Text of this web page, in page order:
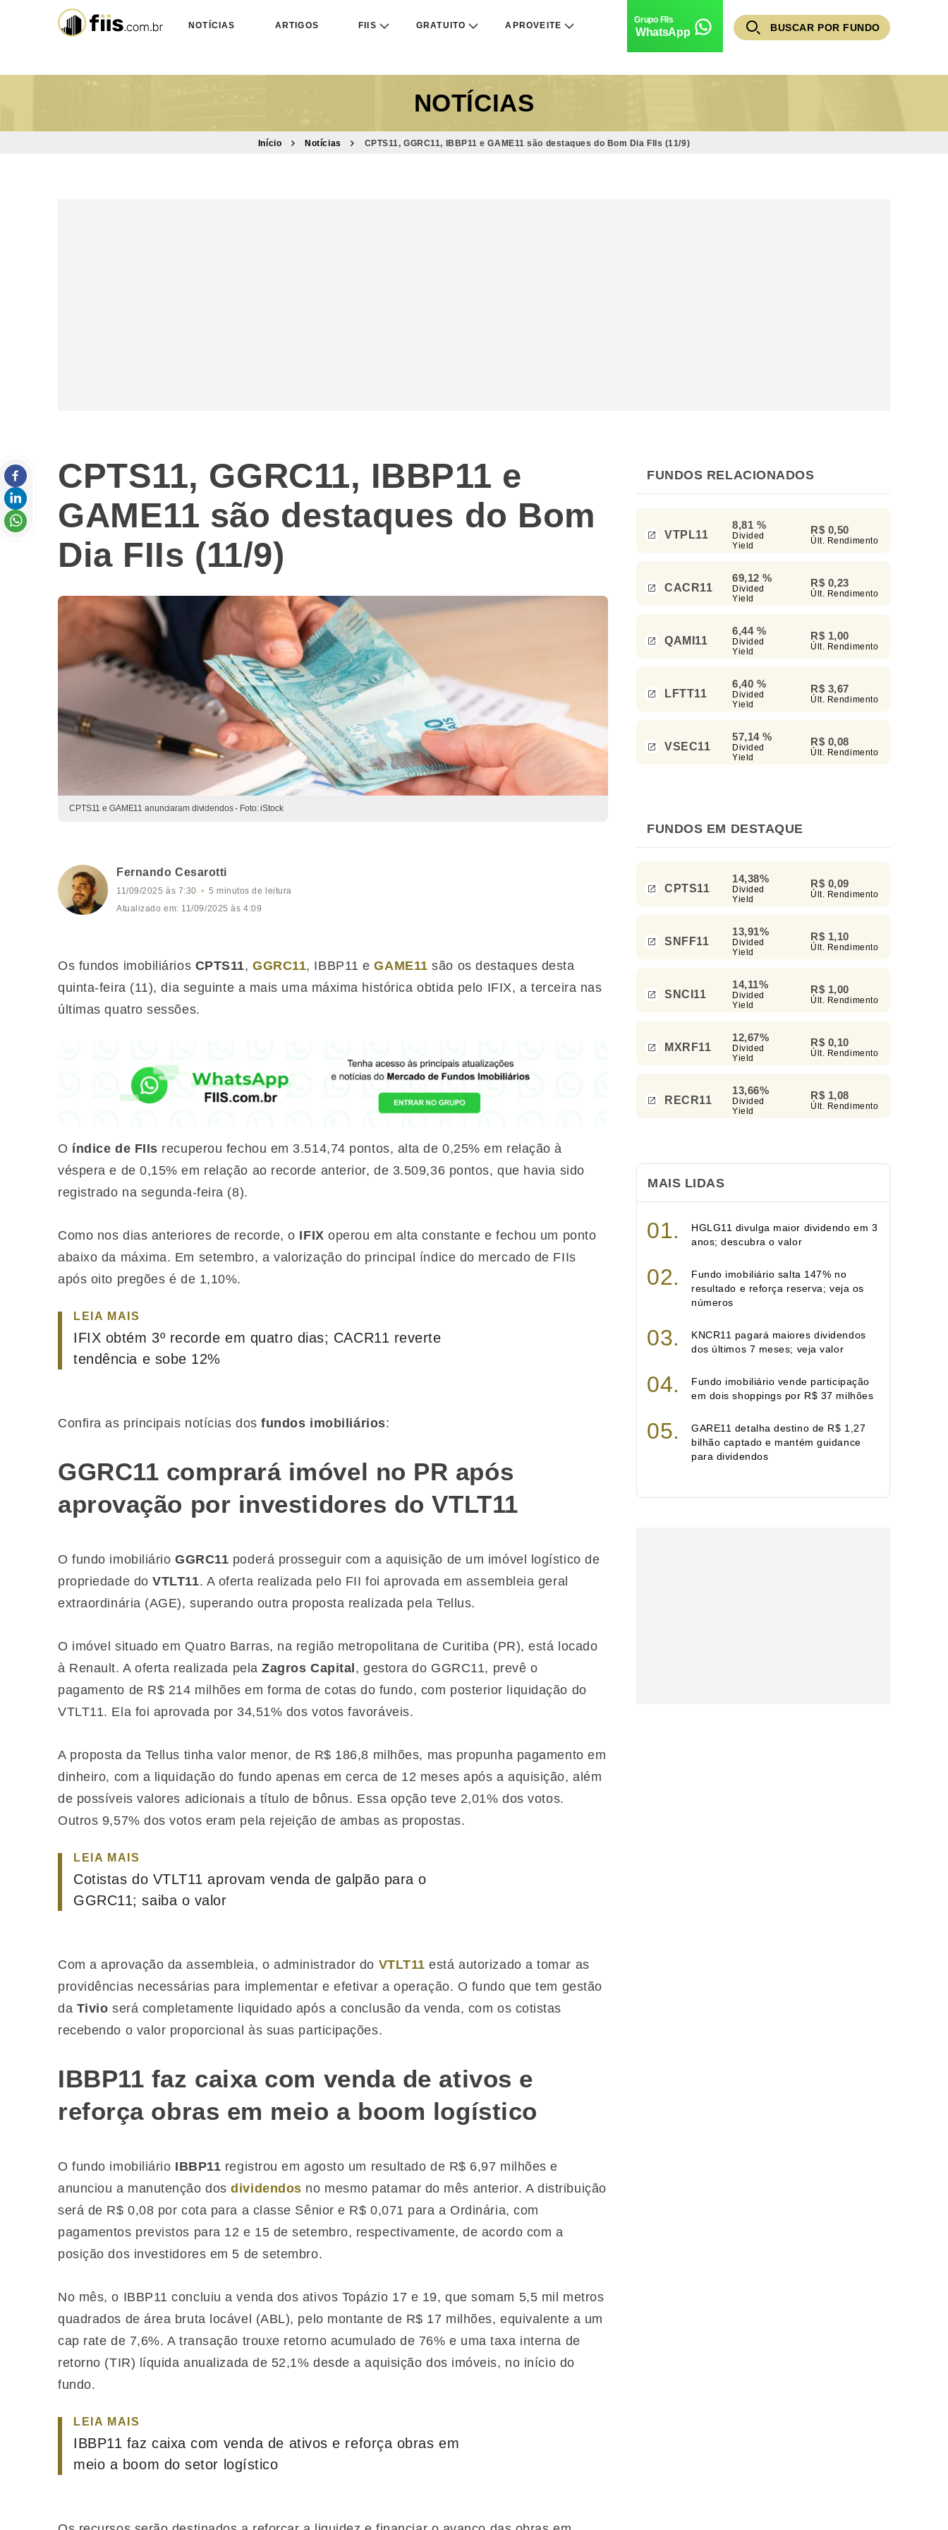
NOTÍCIAS ARTIGOS FIIS GRATUITO APROVEITE
WhatsApp BUSCAR POR FUNDO
NOTÍCIAS
Início Notícias CPTS11, GGRC11, IBBP11 e GAME11 são destaques do Bom Dia FIIs (11/9)
CPTS11, GGRC11, IBBP11 e
GAME11 são destaques do Bom
Dia FIIs (11/9)
CPTS11 e GAME11 anunciaram dividendos - Foto: iStock
Fernando Cesarotti
11/09/2025 às 7:30
5 minutos de leitura
Atualizado em: 11/09/2025 às 4:09
Os fundos imobiliários CPTS11,GGRC11, IBBP11 eGAME11 são os destaques desta
quinta-feira (11), dia seguinte a mais uma máxima histórica obtida pelo IFIX, a terceira nas
últimas quatro sessões.
O índice de FIIs recuperou fechou em 3.514,74 pontos, alta de 0,25% em relação à
véspera e de 0,15% em relação ao recorde anterior, de 3.509,36 pontos, que havia sido
registrado na segunda-feira (8).
Como nos dias anteriores de recorde, o IFIX operou em alta constante e fechou um ponto
abaixo da máxima. Em setembro, a valorização do principal índice do mercado de FIIs
após oito pregões é de 1,10%.
LEIA MAIS
IFIX obtém 3º recorde em quatro dias; CACR11 reverte
tendência e sobe 12%
Confira as principais notícias dosfundos imobiliários:
GGRC11 comprará imóvel no PR após
aprovação por investidores do VTLT11
O fundo imobiliário GGRC11 poderá prosseguir com a aquisição de um imóvel logístico de
propriedade doVTLT11. A oferta realizada pelo FII foi aprovada em assembleia geral
extraordinária (AGE), superando outra proposta realizada pela Tellus.
O imóvel situado em Quatro Barras, na região metropolitana de Curitiba (PR), está locado
à Renault. A oferta realizada pelaZagros Capital , gestora do GGRC11, prevê o
pagamento de R$ 214 milhões em forma de cotas do fundo, com posterior liquidação do
VTLT11. Ela foi aprovada por 34,51% dos votos favoráveis.
A proposta da Tellus tinha valor menor, de R$ 186,8 milhões, mas propunha pagamento em
dinheiro, com a liquidação do fundo apenas em cerca de 12 meses após a aquisição, além
de possíveis valores adicionais a título de bônus. Essa opção teve 2,01% dos votos.
Outros 9,57% dos votos eram pela rejeição de ambas as propostas.
LEIA MAIS
Cotistas do VTLT11 aprovam venda de galpão para o
GGRC11; saiba o valor
Com a aprovação da assembleia, o administrador do VTLT11 está autorizado a tomar as
providências necessárias para implementar e efetivar a operação. O fundo que tem gestão
da Tivio será completamente liquidado após a conclusão da venda, com os cotistas
recebendo o valor proporcional às suas participações.
IBBP11 faz caixa com venda de ativos e
reforça obras em meio a boom logístico
O fundo imobiliário IBBP11 registrou em agosto um resultado de R$ 6,97 milhões e
anunciou a manutenção dosdividendos no mesmo patamar do mês anterior. A distribuição
será de R$ 0,08 por cota para a classe Sênior e R$ 0,071 para a Ordinária, com
pagamentos previstos para 12 e 15 de setembro, respectivamente, de acordo com a
posição dos investidores em 5 de setembro.
No mês, o IBBP11 concluiu a venda dos ativos Topázio 17 e 19, que somam 5,5 mil metros
quadrados de área bruta locável (ABL), pelo montante de R$ 17 milhões, equivalente a um
cap rate de 7,6%. A transação trouxe retorno acumulado de 76% e uma taxa interna de
retorno (TIR) líquida anualizada de 52,1% desde a aquisição dos imóveis, no início do
fundo.
LEIA MAIS
IBBP11 faz caixa com venda de ativos e reforça obras em
meio a boom do setor logístico
FUNDOS RELACIONADOS
VTPL11
8,81 %
Divided
Yield
R$ 0,50
Últ. Rendimento
CACR11
69,12 %
Divided
Yield
R$ 0,23
Últ. Rendimento
QAMI11
6,44 %
Divided
Yield
R$ 1,00
Últ. Rendimento
LFTT11
6,40 %
Divided
Yield
R$ 3,67
Últ. Rendimento
VSEC11
57,14 %
Divided
Yield
R$ 0,08
Últ. Rendimento
FUNDOS EM DESTAQUE
CPTS11
14,38%
Divided
Yield
R$ 0,09
Últ. Rendimento
SNFF11
13,91%
Divided
Yield
R$ 1,10
Últ. Rendimento
SNCI11
14,11%
Divided
Yield
R$ 1,00
Últ. Rendimento
MXRF11
12,67%
Divided
Yield
R$ 0,10
Últ. Rendimento
RECR11
13,66%
Divided
Yield
R$ 1,08
Últ. Rendimento
MAIS LIDAS
HGLG11 divulga maior dividendo em 3
anos; descubra o valor
Fundo imobiliário salta 147% no
resultado e reforça reserva; veja os
números
KNCR11 pagará maiores dividendos
dos últimos 7 meses; veja valor
Fundo imobiliário vende participação
em dois shoppings por R$ 37 milhões
GARE11 detalha destino de R$ 1,27
bilhão captado e mantém guidance
para dividendos